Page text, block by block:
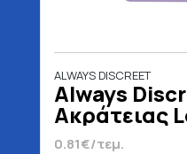
ALWAYS DISCREET
Always
Ακράτειας
Τεμάχια
0.81€/τεμ.